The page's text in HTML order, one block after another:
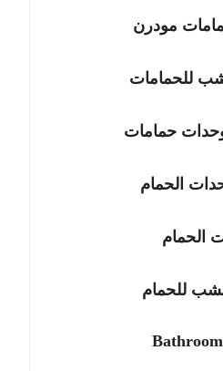
مودرن
للحمامات
وحدات حمامات
الحمام
الحمام
للحمام